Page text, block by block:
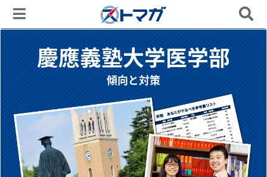
慶應義塾大学医学部
傾向と対策